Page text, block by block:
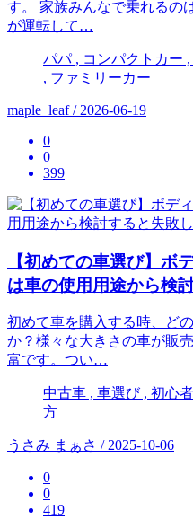
す。 家族みんなで乗れるの
が運転して…
パパ , コンパクトカー
, ファミリーカー
maple_leaf / 2026-06-19
0
0
399
【初めての車選び】ボ
は車の使用用途から検
初めて車を購入する時、ど
か？様々な大きさの車が販
富です。つい…
中古車 , 車選び , 初心
方
うさみ まぁさ / 2025-10-06
0
0
419